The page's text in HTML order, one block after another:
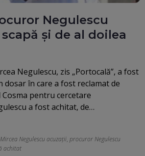
Negulescu
şi de al doilea
Negulescu, zis „Portocală”, a fost
în care a fost reclamat de
pentru cercetare
a fost achitat, de…
Mircea Negulescu acuzații, procuror Negulescu
achitat